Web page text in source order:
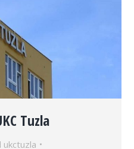
Tuzla
ukctuzla